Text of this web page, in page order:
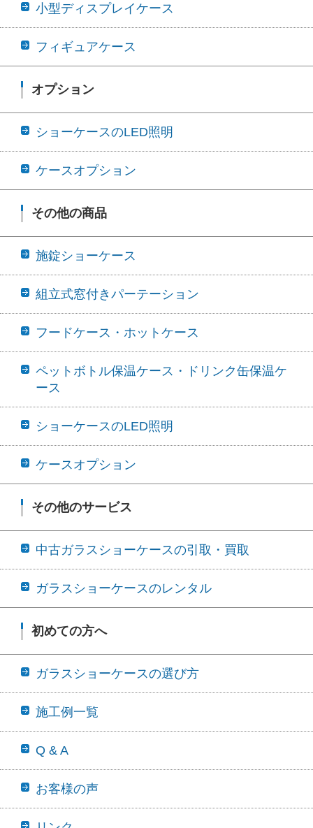
小型ディスプレイケース
フィギュアケース
オプション
ショーケースのLED照明
ケースオプション
その他の商品
施錠ショーケース
組立式窓付きパーテーション
フードケース・ホットケース
ペットボトル保温ケース・ドリンク缶保温ケ
ース
ショーケースのLED照明
ケースオプション
その他のサービス
中古ガラスショーケースの引取・買取
ガラスショーケースのレンタル
初めての方へ
ガラスショーケースの選び方
施工例一覧
Q & A
お客様の声